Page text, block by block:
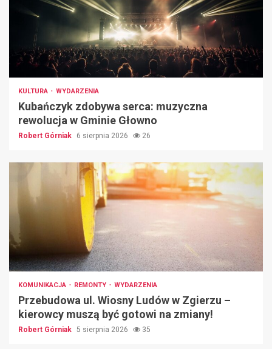
KULTURA WYDARZENIA
Kubańczyk zdobywa serca: muzyczna
rewolucja w Gminie Głowno
Robert Górniak 6 sierpnia 2026 26
KOMUNIKACJA REMONTY WYDARZENIA
Przebudowa ul. Wiosny Ludów w Zgierzu –
kierowcy muszą być gotowi na zmiany!
Robert Górniak 5 sierpnia 2026 35